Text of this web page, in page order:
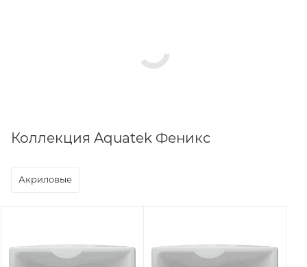
Коллекция Aquatek Феникс
Акриловые